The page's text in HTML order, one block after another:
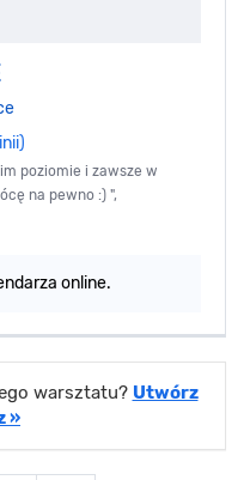
poziomie i zawsze w
na pewno :) ",
online.
warsztatu? Utwórz
»